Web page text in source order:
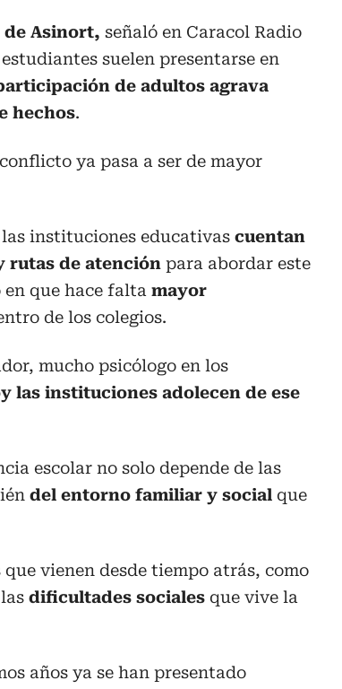
de Asinort, señaló en Caracol Radio
suelen presentarse en
de adultos agrava
hechos.
ya pasa a ser de mayor
instituciones educativas cuentan
rutas de atención para abordar este
que hace falta mayor
de los colegios.
mucho psicólogo en los
las instituciones adolecen de ese
escolar no solo depende de las
del entorno familiar y social que
vienen desde tiempo atrás, como
dificultades sociales que vive la
años ya se han presentado